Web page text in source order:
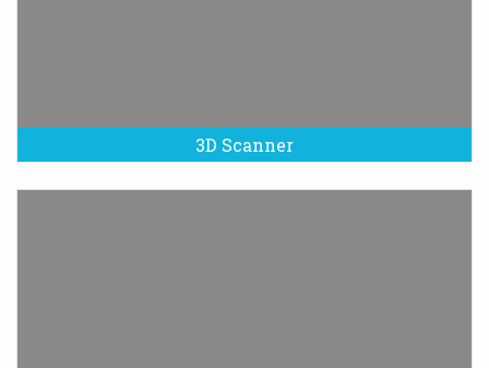
3D Scanner